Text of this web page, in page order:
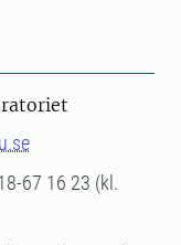
67 16 23 (kl.